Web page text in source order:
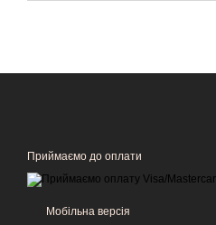
Приймаємо до оплати
Мобільна версія